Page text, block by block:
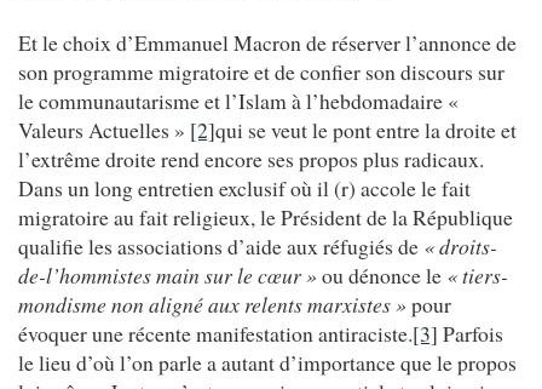
Et le choix d’Emmanuel Macron de réserver l’annonce de
son programme migratoire et de confier son discours sur
le communautarisme et l’Islam à l’hebdomadaire «
Valeurs Actuelles » [2]qui se veut le pont entre la droite et
l’extrême droite rend encore ses propos plus radicaux.
Dans un long entretien exclusif où il (r) accole le fait
migratoire au fait religieux, le Président de la République
qualifie les associations d’aide aux réfugiés de « droits-
de-l’hommistes main sur le cœur » ou dénonce le « tiers-
mondisme non aligné aux relents marxistes » pour
évoquer une récente manifestation antiraciste.[3] Parfois
le lieu d’où l’on parle a autant d’importance que le propos